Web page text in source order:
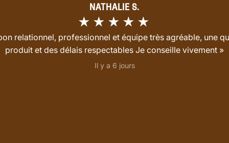
NATHALIE S.
★★★★★
relationnel, professionnel et équipe très agréable, une
produit et des délais respectables Je conseille vivement »
Il y a 6 jours